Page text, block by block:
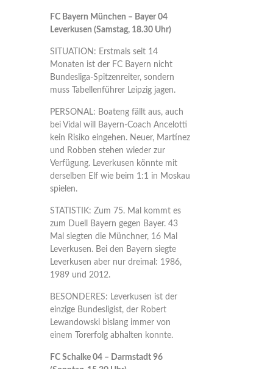
FC Bayern München – Bayer 04
Leverkusen (Samstag, 18.30 Uhr)
SITUATION: Erstmals seit 14
Monaten ist der FC Bayern nicht
Bundesliga-Spitzenreiter, sondern
muss Tabellenführer Leipzig jagen.
PERSONAL: Boateng fällt aus, auch
bei Vidal will Bayern-Coach Ancelotti
kein Risiko eingehen. Neuer, Martínez
und Robben stehen wieder zur
Verfügung. Leverkusen könnte mit
derselben Elf wie beim 1:1 in Moskau
spielen.
STATISTIK: Zum 75. Mal kommt es
zum Duell Bayern gegen Bayer. 43
Mal siegten die Münchner, 16 Mal
Leverkusen. Bei den Bayern siegte
Leverkusen aber nur dreimal: 1986,
1989 und 2012.
BESONDERES: Leverkusen ist der
einzige Bundesligist, der Robert
Lewandowski bislang immer von
einem Torerfolg abhalten konnte.
FC Schalke 04 – Darmstadt 96